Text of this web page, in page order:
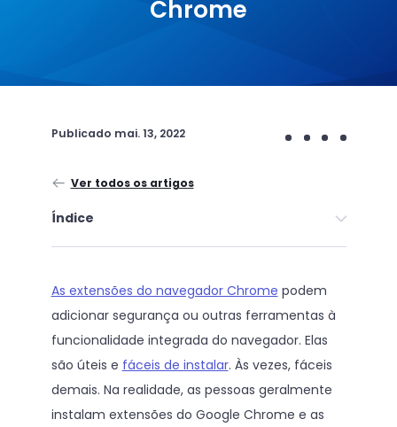
Chrome
Publicado mai. 13, 2022
Ver todos os artigos
Índice
As extensões do navegador Chrome podem
adicionar segurança ou outras ferramentas à
funcionalidade integrada do navegador. Elas
são úteis e fáceis de instalar. Às vezes, fáceis
demais. Na realidade, as pessoas geralmente
instalam extensões do Google Chrome e as